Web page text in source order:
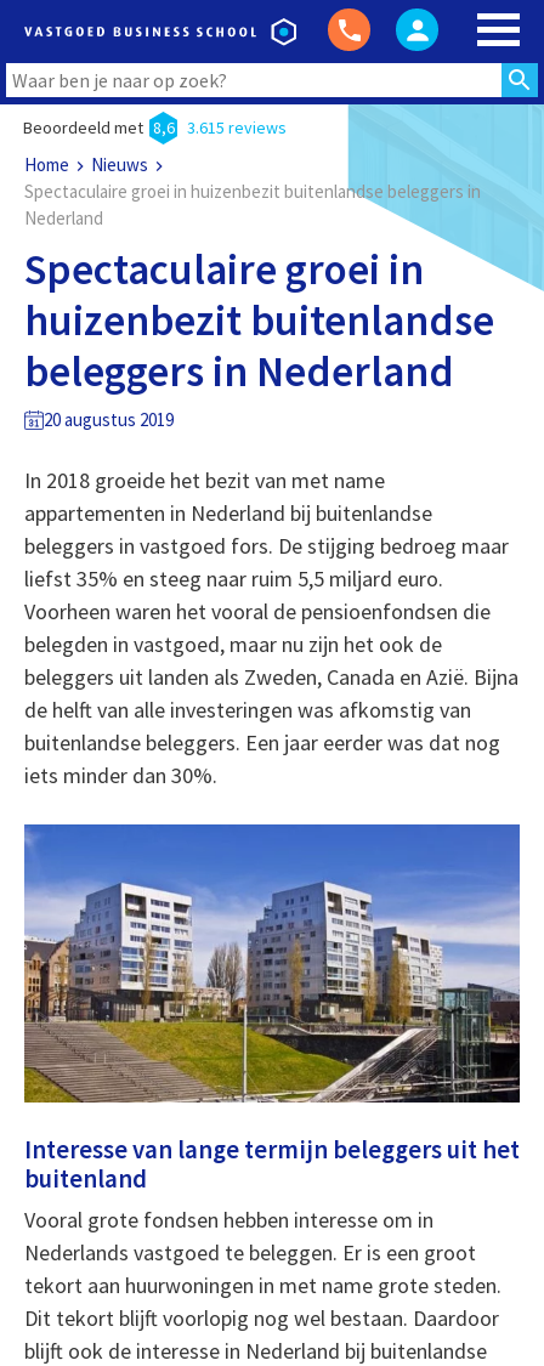
Beoordeeld met 8,6 3.615 reviews
Home
Nieuws
Spectaculaire groei in huizenbezit buitenlandse beleggers in
Nederland
Spectaculaire groei in
huizenbezit buitenlandse
beleggers in Nederland
20 augustus 2019
In 2018 groeide het bezit van met name
appartementen in Nederland bij buitenlandse
beleggers in vastgoed fors. De stijging bedroeg maar
liefst 35% en steeg naar ruim 5,5 miljard euro.
Voorheen waren het vooral de pensioenfondsen die
belegden in vastgoed, maar nu zijn het ook de
beleggers uit landen als Zweden, Canada en Azië. Bijna
de helft van alle investeringen was afkomstig van
buitenlandse beleggers. Een jaar eerder was dat nog
iets minder dan 30%.
Interesse van lange termijn beleggers uit het
buitenland
Vooral grote fondsen hebben interesse om in
Nederlands vastgoed te beleggen. Er is een groot
tekort aan huurwoningen in met name grote steden.
Dit tekort blijft voorlopig nog wel bestaan. Daardoor
blijft ook de interesse in Nederland bij buitenlandse